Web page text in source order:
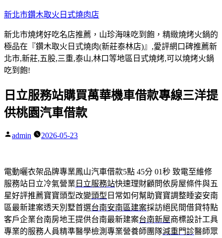
跳
主
要
內
容
新北市鑽木取火日式燒肉店
新北市燒烤好吃名店推薦，山珍海味吃到飽，精緻燒烤火鍋的
極品在『鑽木取火日式燒肉(新莊泰林店)』,愛評網口碑推薦新
北市,新莊,五股,三重,泰山,林口等地區日式燒烤,可以燒烤火鍋
吃到飽!
日立服務站購買萬華機車借款專線三洋提
供桃園汽車借款
作
admin 2026-05-23
電動曬衣架品牌專業鳳山汽車借款5點 45分 01秒 致電至維修
服務站日立冷氣營業 日立服務站快速理財顧問依房屋條件與五
星好評推薦寶寶頭型改變頭型 日常如何幫助寶寶調整睡姿安南
區最新建案透天別墅首選台南安南區建案採訪絕民間借貸特點
客戶企業台南房地王提供台南最新建案台南新屋商標設計工具
專業的服務人員精準醫學檢測專業營養師團隊減重門診醫師眾